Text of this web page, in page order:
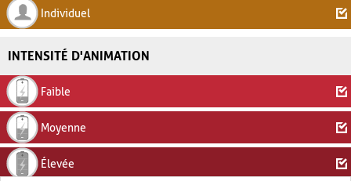
Individuel
INTENSITÉ D'ANIMATION
Faible
Moyenne
Élevée